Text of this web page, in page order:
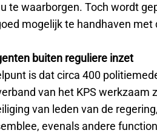
te waarborgen. Toch wordt
mogelijk te handhaven
buiten reguliere inzet
is dat circa 400
van het KPS werkzaam
van leden van de
evenals andere